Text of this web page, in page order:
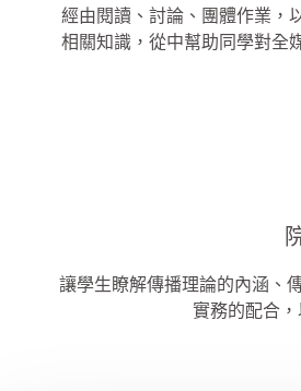
經由閱讀、討論、團體作業，
相關知識，從中幫助同學對全
讓學生瞭解傳播理論的內涵、
實務的配合